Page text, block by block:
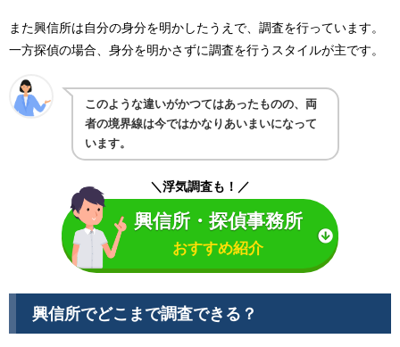
また興信所は自分の身分を明かしたうえで、調査を行っています。
一方探偵の場合、身分を明かさずに調査を行うスタイルが主です。
このような違いがかつてはあったものの、両
者の境界線は今ではかなりあいまいになって
います。
＼浮気調査も！／
興信所・探偵事務所
おすすめ紹介
興信所でどこまで調査できる？